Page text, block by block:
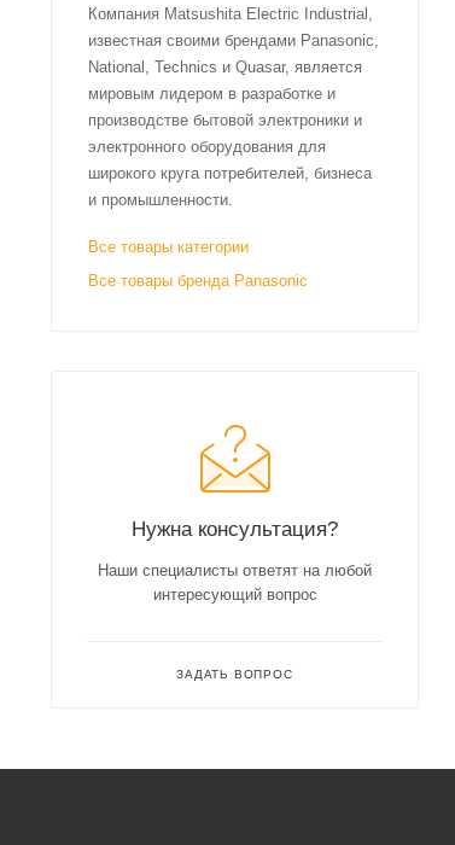
Компания Matsushita Electric Industrial,
известная своими брендами Panasonic,
National, Technics и Quasar, является
мировым лидером в разработке и
производстве бытовой электроники и
электронного оборудования для
широкого круга потребителей, бизнеса
и промышленности.
Все товары категории
Все товары бренда Panasonic
Нужна консультация?
Наши специалисты ответят на любой
интересующий вопрос
ЗАДАТЬ ВОПРОС